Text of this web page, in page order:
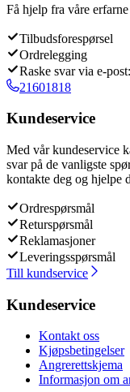
Få hjelp fra våre
Tilbudsforespørsel
Ordrelegging
Raske svar via e-
21601818
Kundeservice
Med vår kundeservice
svar på de vanligste
kontakte deg og hjelpe
Ordrespørsmål
Returspørsmål
Reklamasjoner
Leveringsspørsmål
Till kundservice
Kundeservice
Kontakt oss
Kjøpsbetingelser
Angrerettskjema
Informasjon om